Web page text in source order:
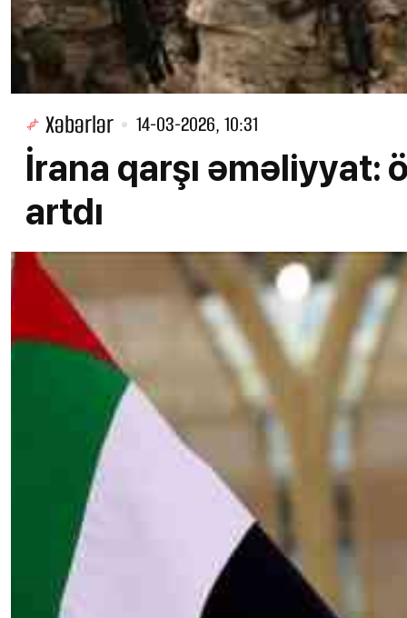
Xəbərlər 14-03-2026, 10:31
İrana qarşı əməliyyat:
artdı